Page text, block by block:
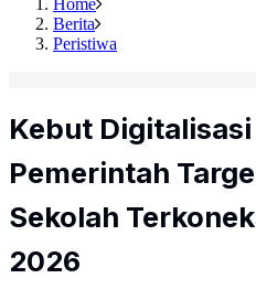
Home
Berita
Peristiwa
Kebut
Pemerintah
Sekolah
2026